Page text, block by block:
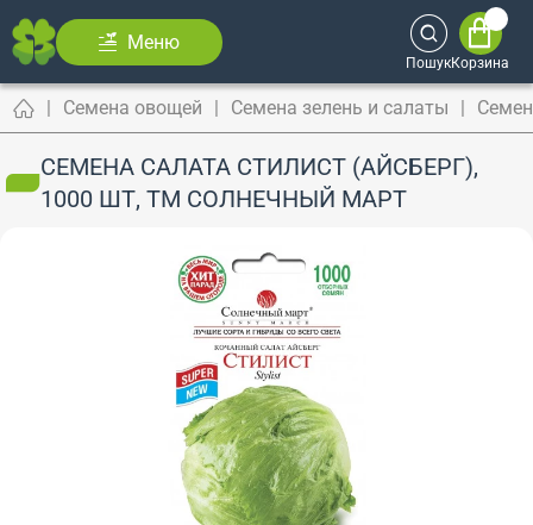
Меню
ПошукКорзина
Семена овощей Семена зелень и салаты
СЕМЕНА САЛАТА СТИЛИСТ (АЙСБЕРГ),
1000 ШТ, ТМ СОЛНЕЧНЫЙ МАРТ